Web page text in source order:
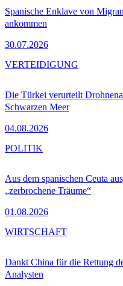
Spanische Enklave von
ankommen
30.07.2026
Die Türkei verurteilt
Schwarzen Meer
04.08.2026
VERTEIDIGUNG
Aus dem spanischen Ceuta
„zerbrochene Träume“
01.08.2026
POLITIK
Dankt China für die Rettung
Analysten
WIRTSCHAFT